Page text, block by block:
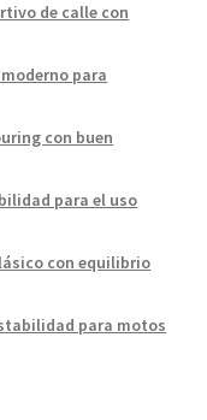
de calle con
para
con buen
para el uso
con equilibrio
para motos